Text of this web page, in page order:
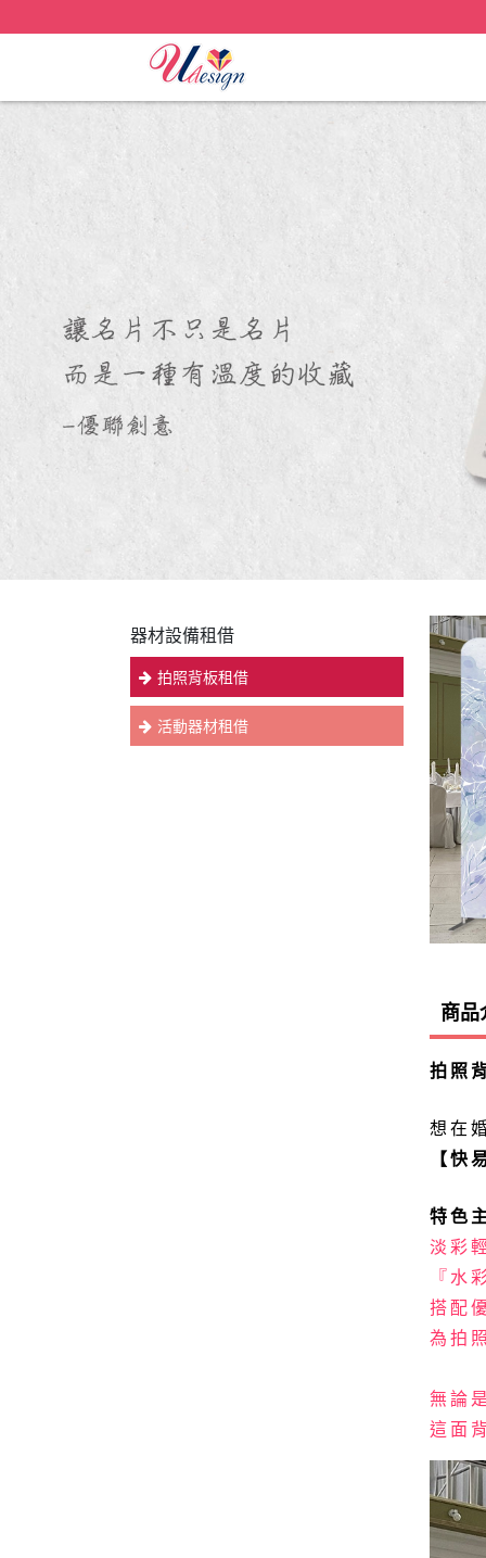
器材設備租借
拍照背板租借
活動器材租借
商品
拍照
想在
【快
特色
淡彩
『水
搭配
為拍
無論
這面